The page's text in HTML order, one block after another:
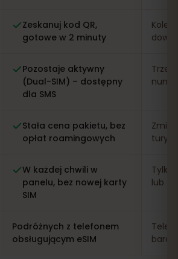
Zeskanuj kod QR,
gotowe w 2 minuty
Pozostaje aktywny
(Dual-SIM) – dostępny
dla SMS
Stała cena pakietu, bez
opłat roamingowych
W każdej chwili w
panelu, bez nowej karty
SIM
Tylko
lub
Podróżnych z telefonem
obsługującym eSIM